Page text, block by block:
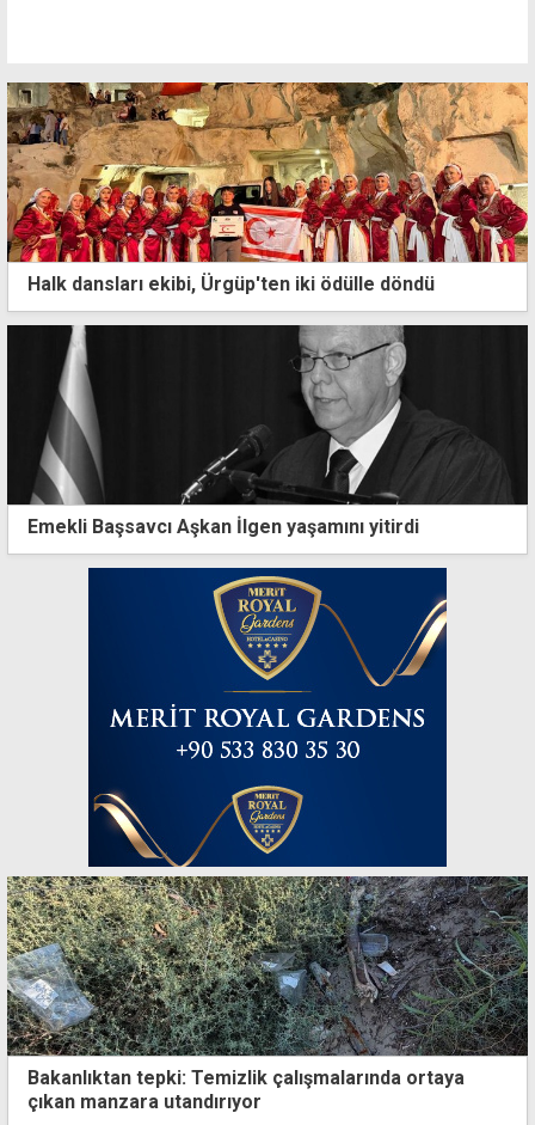
Halk dansları ekibi, Ürgüp'ten iki ödülle döndü
Emekli Başsavcı Aşkan İlgen yaşamını yitirdi
Bakanlıktan tepki: Temizlik çalışmalarında ortaya
çıkan manzara utandırıyor